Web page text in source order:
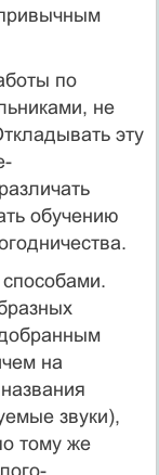
по
не
эту
обучению
на
звуки),
тому же